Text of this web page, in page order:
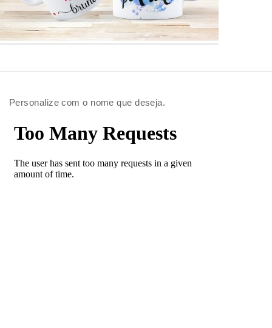
Personalize com o nome que deseja.